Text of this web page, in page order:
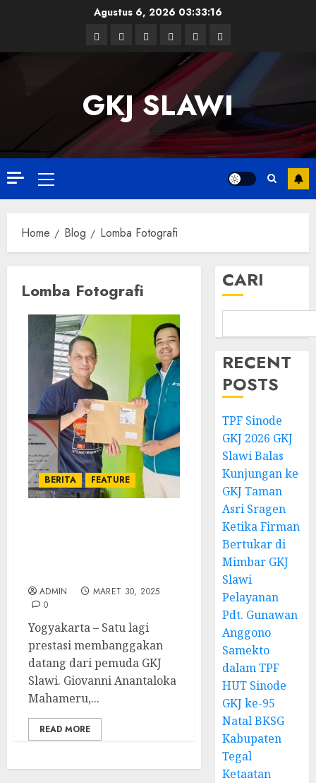
Agustus 6, 2026 03:33:16
Facebook
TwitterLinkedin
VK YoutubeInstagram
GKJ SLAWI
Primary
Menu
Home Blog Lomba Fotografi
Lomba Fotografi
BERITA FEATURE
ADMIN
MARET 30, 2025
0
Yogyakarta – Satu lagi
prestasi membanggakan
datang dari pemuda GKJ
Slawi. Giovanni Anantaloka
Mahameru,...
READ MORE
CARI
RECENT
POSTS
TPF Sinode
GKJ 2026 GKJ
Slawi Balas
Kunjungan ke
GKJ Taman
Asri Sragen
Ketika Firman
Bertukar di
Mimbar GKJ
Slawi
Pelayanan
Pdt. Gunawan
Anggono
Samekto
dalam TPF
HUT Sinode
GKJ ke-95
Natal BKSG
Kabupaten
Tegal
Ketaatan